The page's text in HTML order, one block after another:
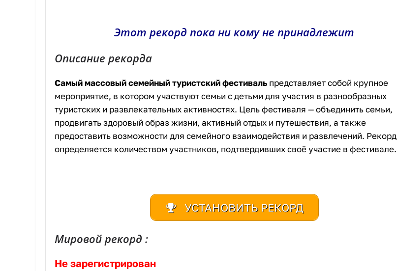
Этот рекорд пока ни кому не принадлежит
Описание рекорда
Самый массовый семейный туристский фестиваль представляет собой крупное
мероприятие, в котором участвуют семьи с детьми для участия в разнообразных
туристских и развлекательных активностях. Цель фестиваля — объединить семьи,
продвигать здоровый образ жизни, активный отдых и путешествия, а также
предоставить возможности для семейного взаимодействия и развлечений. Рекорд
определяется количеством участников, подтвердивших своё участие в фестивале.
УСТАНОВИТЬ РЕКОРД
Мировой рекорд :
Не зарегистрирован